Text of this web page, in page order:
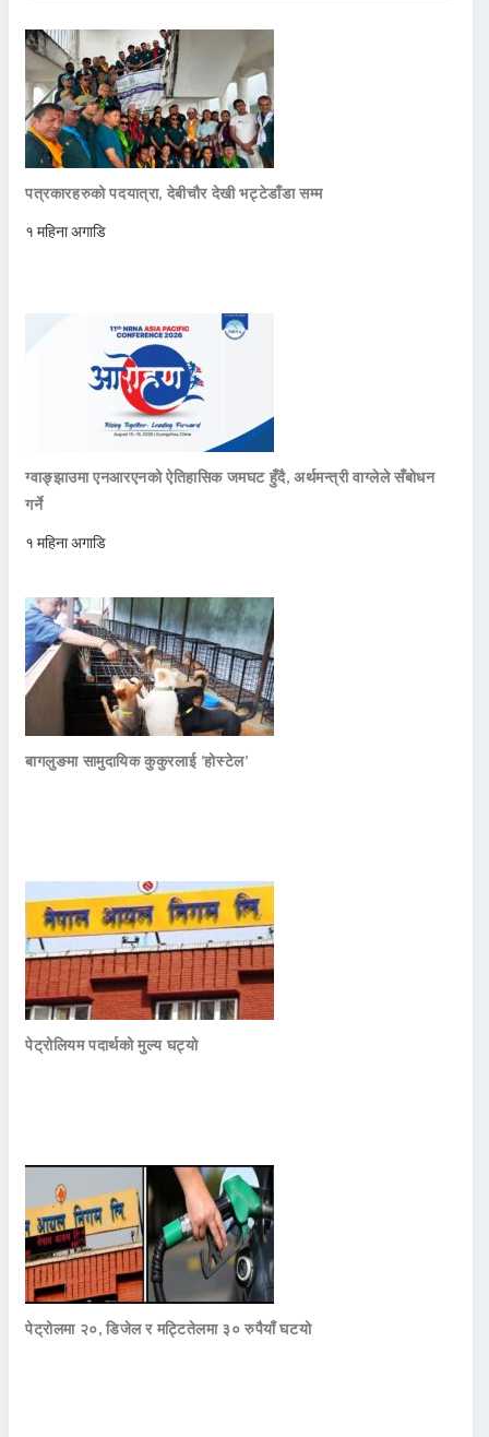
पत्रकारहरुको पदयात्रा, देबीचौर देखी भट्टेडाँडा सम्म
१ महिना अगाडि
ग्वाङ्झाउमा एनआरएनको ऐतिहासिक जमघट हुँदै, अर्थमन्त्री वाग्लेले सँबोधन
गर्ने
१ महिना अगाडि
बागलुङमा सामुदायिक कुकुरलाई ‘होस्टेल’
पेट्रोलियम पदार्थको मुल्य घट्यो
पेट्रोलमा २०, डिजेल र मट्टितेलमा ३० रुपैयाँ घटयो